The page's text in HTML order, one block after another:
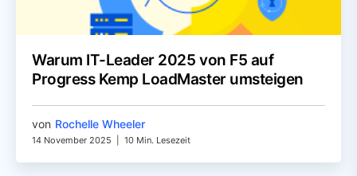
Warum IT-Leader 2025 von F5 auf
Progress Kemp LoadMaster umsteigen
von Rochelle Wheeler
14 November 2025 10 Min. Lesezeit